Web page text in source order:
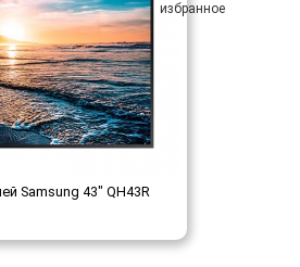
Samsung 43" QH43R